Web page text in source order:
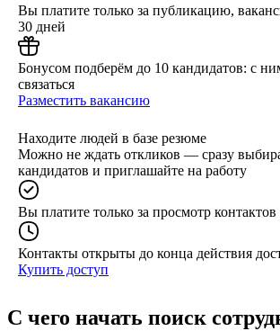
Вы платите только за публикацию,
30 дней
Бонусом подберём до 10 кандидатов: с
связаться
Разместить вакансию
Находите людей в базе резюме
Можно не ждать откликов — сразу
кандидатов и приглашайте на работу
Вы платите только за просмотр контактов
Контакты открыты до конца действия
Купить доступ
С чего начать поиск